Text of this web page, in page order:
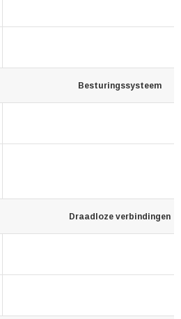
Besturingssysteem
Draadloze verbindingen